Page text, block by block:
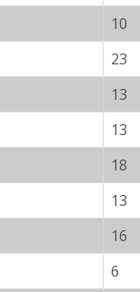
10
23
13
13
18
13
16
6